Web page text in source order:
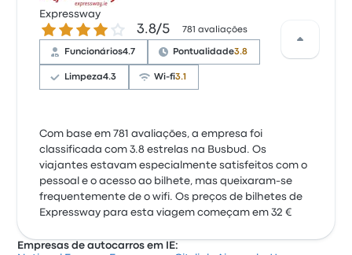
Expressway
3.8 de 5 estrelas 3.8/5 781 avaliações
Funcionários4.7 Pontualidade3.8
Limpeza4.3 Wi-fi3.1
Com base em 781 avaliações, a empresa foi
classificada com 3.8 estrelas na Busbud. Os
viajantes estavam especialmente satisfeitos com o
pessoal e o acesso ao bilhete, mas queixaram-se
frequentemente de o wifi. Os preços de bilhetes de
Expressway para esta viagem começam em 32 €
Empresas de autocarros em IE: